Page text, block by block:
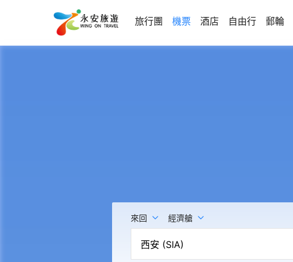
旅行團 機票 酒店 自由行 郵輪
來回 經濟艙